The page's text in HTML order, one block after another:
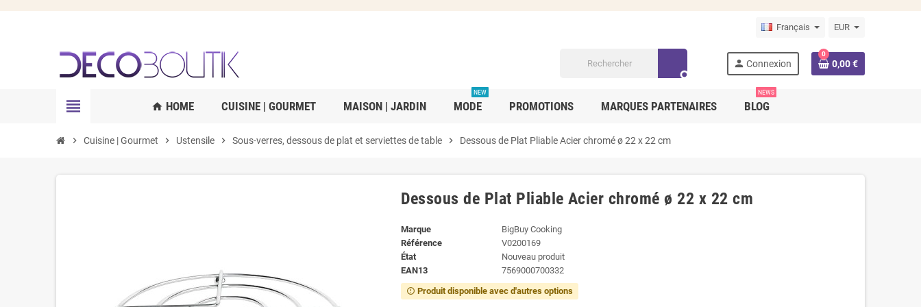
Français EUR
search
person Connexion
0
0,00 €
view_headline home HOME CUISINE | GOURMET MAISON | JARDIN MODE
NEW
PROMOTIONS MARQUES PARTENAIRES BLOG
NEWS
chevron_right Cuisine | Gourmet chevron_right Ustensile chevron_right Sous-verres, dessous de plat et serviettes de table chevron_right Dessous de Plat Pliable Acier chromé ø 22 x 22 cm
Dessous de Plat Pliable Acier chromé ø 22 x 22 cm
Marque
BigBuy Cooking
Référence
V0200169
État
Nouveau produit
EAN13
7569000700332
error_outline Produit disponible avec d'autres options